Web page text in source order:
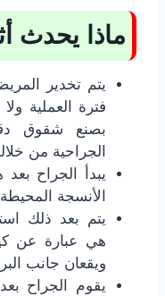
ماذا يحدث
يتم تخدير
فترة العملية
بصنع شقوق
الجراحية من
يبدأ الجراح
الأنسجة
يتم بعد ذلك
هي عبارة عن
ويقعان جانب
يقوم الجراح